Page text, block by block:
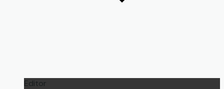
Editor